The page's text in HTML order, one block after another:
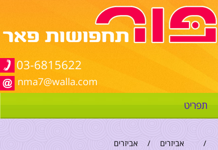
03-6815622
nma7@walla.com
תפריט
/ אביזרים / אביזרים